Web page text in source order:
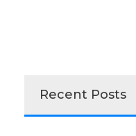
Recent Posts